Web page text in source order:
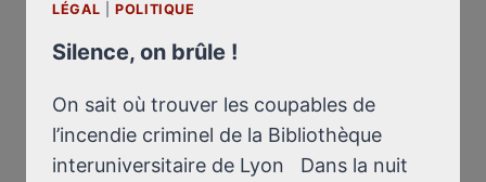
LÉGAL |POLITIQUE
Silence, on brûle !
On sait où trouver les coupables de
l’incendie criminel de la Bibliothèque
interuniversitaire de Lyon Dans la nuit